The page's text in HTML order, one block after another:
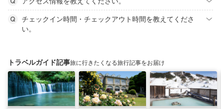
チェックイン時間・チェックアウト時間を教えてくださ
い。
トラベルガイド記事旅に行きたくなる旅行記事をお届け